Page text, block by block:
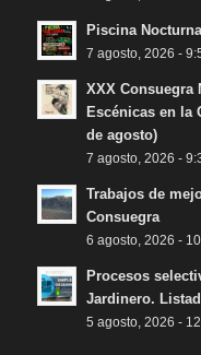
Piscina
7 agosto, 2026 -
XXX Consuegra
Escénicas en la
de agosto)
7 agosto, 2026 -
Trabajos de
Consuegra
6 agosto, 2026 -
Procesos
Jardinero.
5 agosto, 2026 -